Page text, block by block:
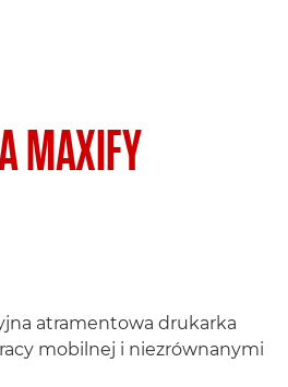
MAXIFY
atramentowa drukarka
mobilnej i niezrównanymi